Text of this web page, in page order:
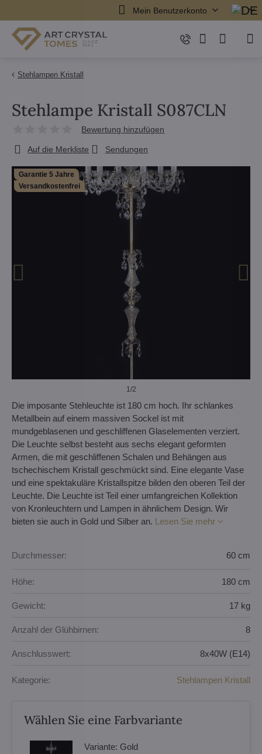
Mein Benutzerkonto
Stehlampen Kristall
Garantie 5 Jahre
Versandkostenfrei
1/2
Stehlampe Kristall S087CLN
Bewertung hinzufügen
Auf die Merkliste Sendungen
Die imposante Stehleuchte ist 180 cm hoch. Ihr schlankes
Metallbein auf einem massiven Sockel ist mit
mundgeblasenen und geschliffenen Glaselementen verziert.
Die Leuchte selbst besteht aus sechs elegant geformten
Armen, die mit geschliffenen Schalen und Behängen aus
tschechischem Kristall geschmückt sind. Eine elegante Vase
und eine spektakuläre Kristallspitze bilden den oberen Teil der
Leuchte. Die Leuchte ist Teil einer umfangreichen Kollektion
von Kronleuchtern und Lampen in ähnlichem Design. Wir
bieten sie auch in Gold und Silber an. Lesen Sie mehr
Durchmesser: 60 cm
Höhe: 180 cm
Gewicht: 17 kg
Anzahl der Glühbirnen: 8
Anschlusswert: 8x40W (E14)
Kategorie: Stehlampen Kristall
Wählen Sie eine Farbvariante
Variante: Gold